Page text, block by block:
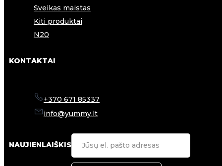
Sveikas maistas
Kiti produktai
N20
KONTAKTAI
+370 671 85337
info@yummy.lt
NAUJIENLAIŠKIS